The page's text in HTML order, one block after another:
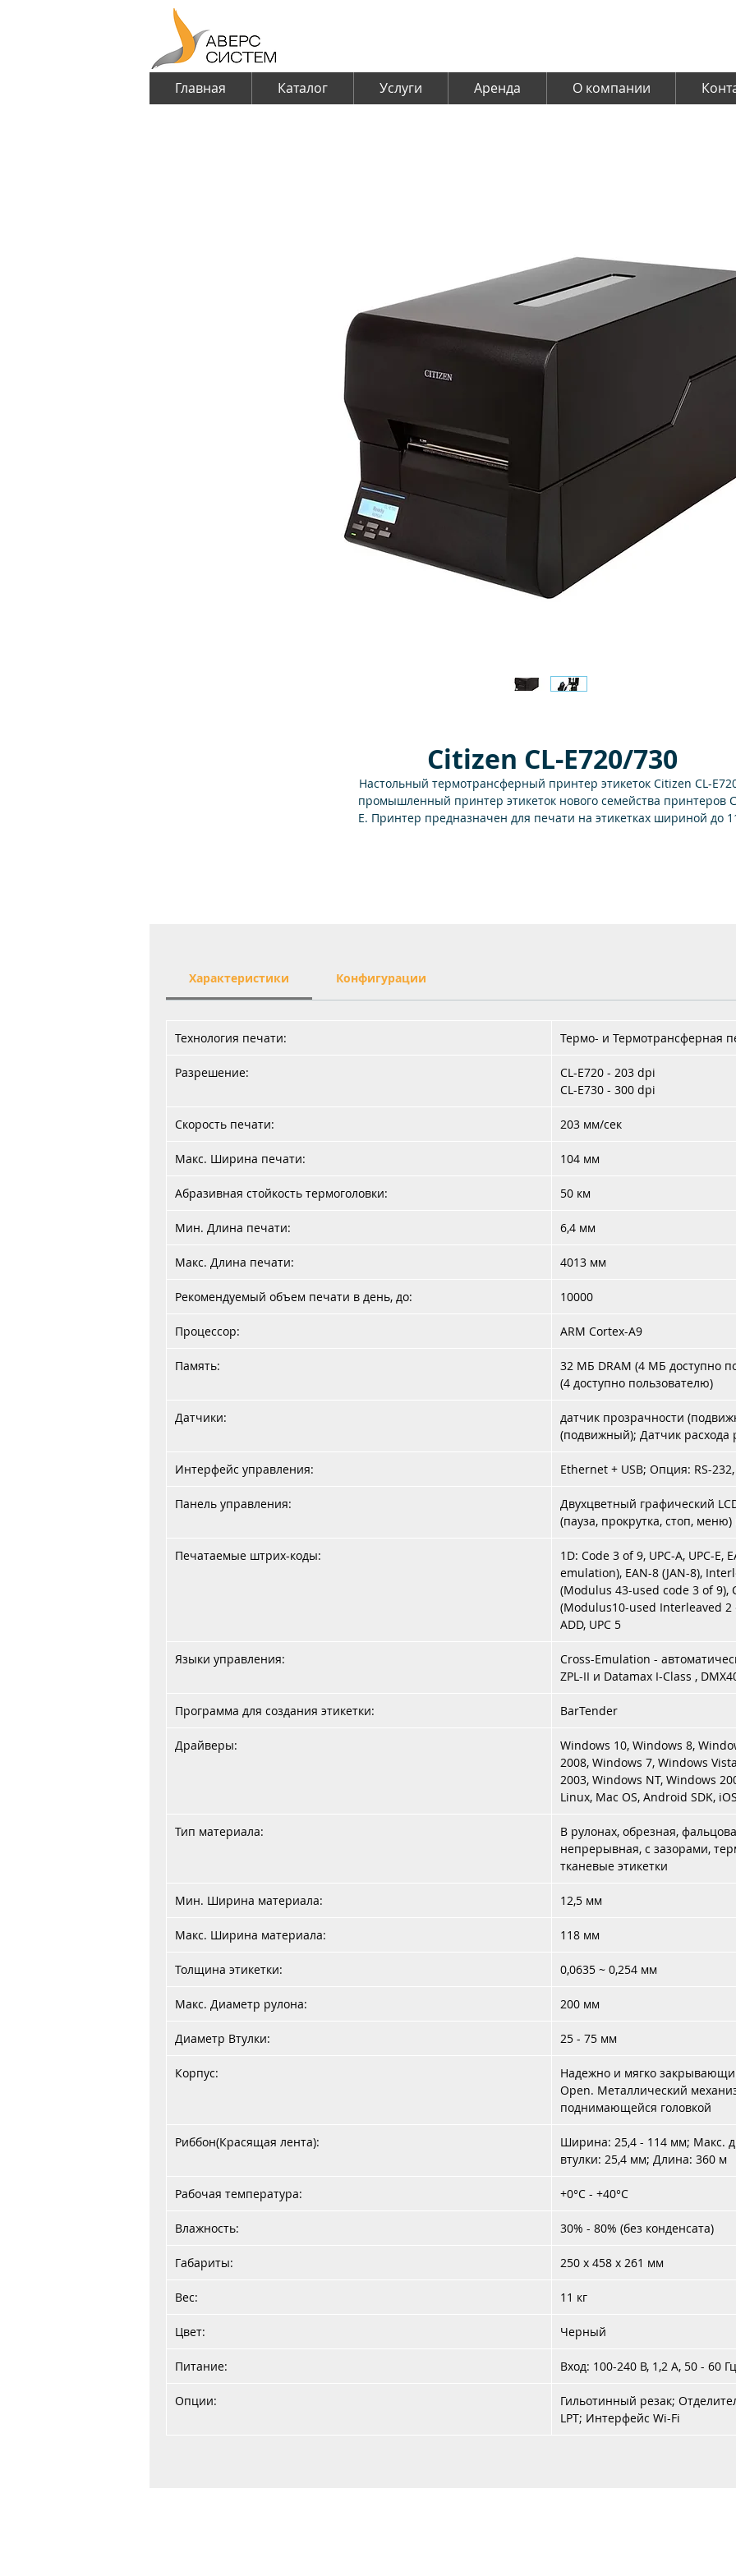
Главная Каталог Услуги Аренда О компании
Citizen CL-E720/730
Настольный термотрансферный принтер этикеток Citizen CL-
промышленный принтер этикеток нового семейства принтеров
E. Принтер предназначен для печати на этикетках шириной до
Характеристики Конфигурации
Технология печати: Термо- и Термотрансферная
Разрешение:
CL-E720 - 203 dpi
CL-E730 - 300 dpi
Скорость печати: 203 мм/сек
Макс. Ширина печати: 104 мм
Абразивная стойкость термоголовки: 50 км
Мин. Длина печати: 6,4 мм
Макс. Длина печати: 4013 мм
Рекомендуемый объем печати в день, до: 10000
Процессор: ARM Cortex-A9
Память:
32 МБ DRAM (4 МБ доступно
(4 доступно пользователю)
Датчики:
датчик прозрачности
(подвижный); Датчик расхода
Интерфейс управления: Ethernet + USB; Опция: RS-232,
Панель управления:
Двухцветный графический
(пауза, прокрутка, стоп,
Печатаемые штрих-коды:
1D: Code 3 of 9, UPC-A, UPC-E,
emulation), EAN-8 (JAN-8),
(Modulus 43-used code 3 of 9),
(Modulus10-used Interleaved 2
ADD, UPC 5
Языки управления:
Cross-Emulation -
ZPL-II и Datamax I-Class ,
Программа для создания этикетки: BarTender
Драйверы:
Windows 10, Windows 8,
2008, Windows 7, Windows
2003, Windows NT, Windows
Linux, Mac OS, Android SDK,
Тип материала:
В рулонах, обрезная,
непрерывная, с зазорами,
тканевые этикетки
Мин. Ширина материала: 12,5 мм
Макс. Ширина материала: 118 мм
Толщина этикетки: 0,0635 ~ 0,254 мм
Макс. Диаметр рулона: 200 мм
Диаметр Втулки: 25 - 75 мм
Корпус:
Надежно и мягко
Open. Металлический
поднимающейся головкой
Риббон(Красящая лента):
Ширина: 25,4 - 114 мм; Макс.
втулки: 25,4 мм; Длина: 360 м
Рабочая температура: +0°C - +40°C
Влажность: 30% - 80% (без конденсата)
Габариты: 250 x 458 x 261 мм
Вес: 11 кг
Цвет: Черный
Питание: Вход: 100-240 В, 1,2 A, 50 - 60 Гц
Опции:
Гильотинный резак;
LPT; Интерфейс Wi-Fi